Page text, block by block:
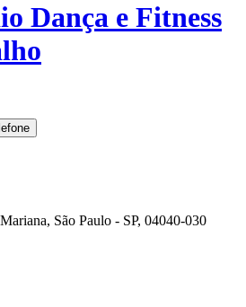
Dança e Fitness
São Paulo - SP, 04040-030